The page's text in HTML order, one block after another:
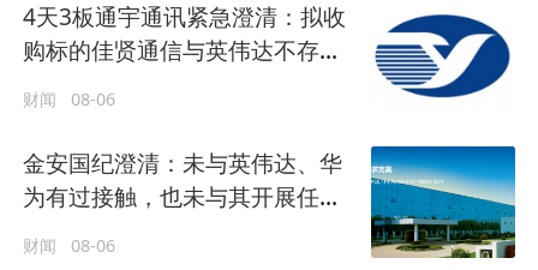
4天3板通宇通讯紧急澄清：拟收
购标的佳贤通信与英伟达不存在
财闻 08-06
金安国纪澄清：未与英伟达、华
为有过接触，也未与其开展任何
财闻 08-06